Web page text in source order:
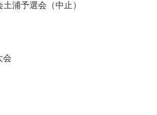
浦予選会（中止）
会